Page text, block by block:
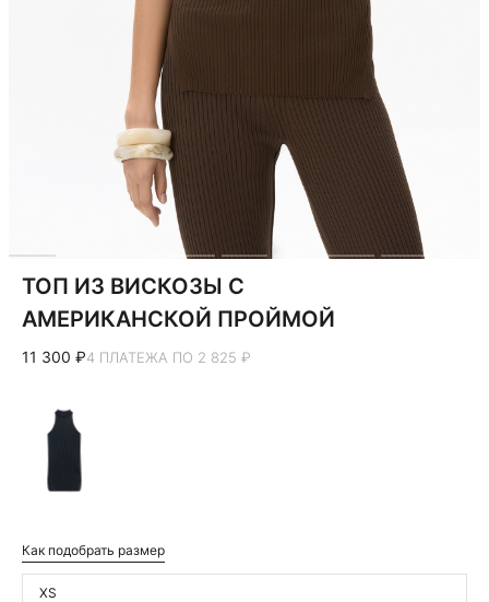
ТОП ИЗ ВИСКОЗЫ С
АМЕРИКАНСКОЙ ПРОЙМОЙ
11 300 ₽4 ПЛАТЕЖА ПО 2 825 ₽
Как подобрать размер
XS